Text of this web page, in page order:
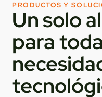
PRODUCTOS Y
Un solo
para